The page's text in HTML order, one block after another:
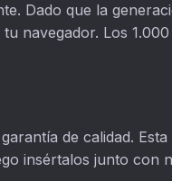
Dado que la
navegador. Los
de calidad.
insértalos junto con